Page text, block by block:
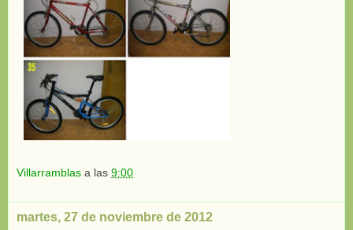
Villarramblas a las 9:00
martes, 27 de noviembre de 2012